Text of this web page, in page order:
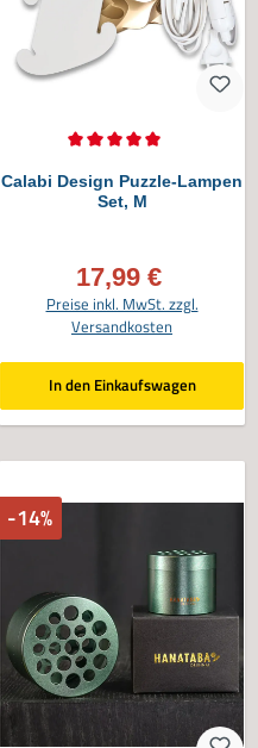
Calabi Design Puzzle-Lampen
Set, M
Verkaufspreis:
17,99 €
Preise inkl. MwSt. zzgl.
Versandkosten
In den Einkaufswagen
-14%